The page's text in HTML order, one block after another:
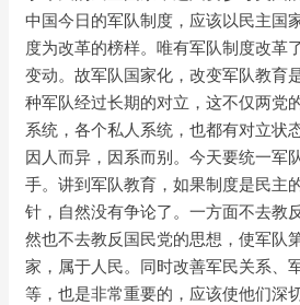
中国今日的军队制度，应该以民主国
度为改革的榜样。唯有军队制度改革
变动。故军队国家化，改变军队教育
种军队经过长期的对立，这不仅两党
系统，各个私人系统，也都有对立状
因人而异，因系而别。今天要统一军
手。讲到军队教育，如果制度是民主
针，自然没有争论了。一方面不去教
然也不去教反国民党的思想，使军队
家，属于人民。同时改善军民关系、
等，也是非常重要的，应该使他们深